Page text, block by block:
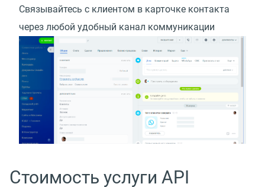
Связывайтесь с клиентом в карточке контакта
через любой удобный канал коммуникации
Стоимость услуги API